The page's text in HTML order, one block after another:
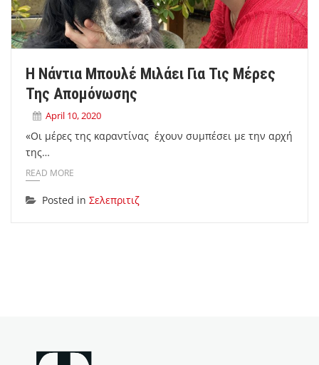
Η Νάντια Μπουλέ Μιλάει Για Τις Μέρες
Της Απομόνωσης
April 10, 2020
«Οι μέρες της καραντίνας έχουν συμπέσει με την αρχή
της…
READ MORE
Posted in Σελεπριτιζ